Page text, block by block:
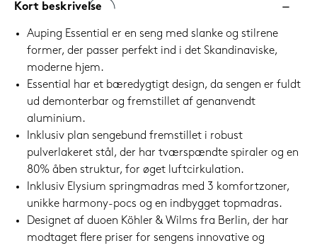
Kort beskrivelse
Auping Essential er en seng med slanke og stilrene
former, der passer perfekt ind i det Skandinaviske,
moderne hjem.
Essential har et bæredygtigt design, da sengen er fuldt
ud demonterbar og fremstillet af genanvendt
aluminium.
Inklusiv plan sengebund fremstillet i robust
pulverlakeret stål, der har tværspændte spiraler og en
80% åben struktur, for øget luftcirkulation.
Inklusiv Elysium springmadras med 3 komfortzoner,
unikke harmony-pocs og en indbygget topmadras.
Designet af duoen Köhler & Wilms fra Berlin, der har
modtaget flere priser for sengens innovative og